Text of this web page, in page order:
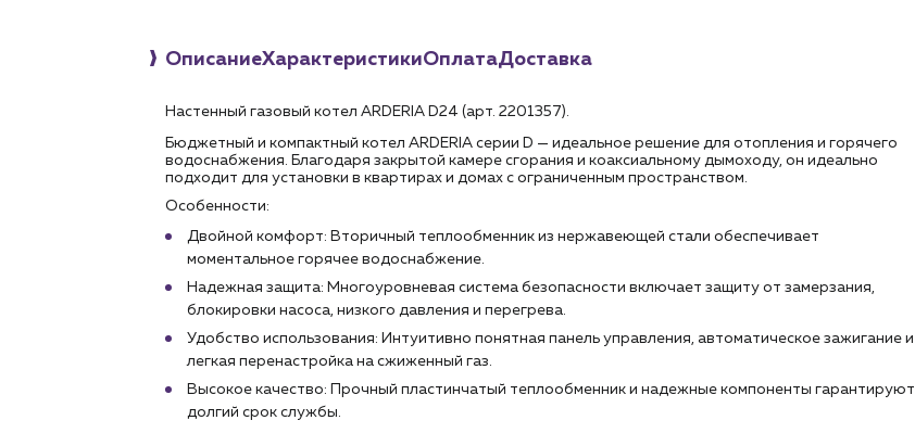
ОписаниеХарактеристикиОплатаДоставка
Настенный газовый котел ARDERIA D24 (арт. 2201357).
Бюджетный и компактный котел ARDERIA серии D — идеальное решение для отопления и горячего
водоснабжения. Благодаря закрытой камере сгорания и коаксиальному дымоходу, он идеально
подходит для установки в квартирах и домах с ограниченным пространством.
Особенности:
Двойной комфорт: Вторичный теплообменник из нержавеющей стали обеспечивает
моментальное горячее водоснабжение.
Надежная защита: Многоуровневая система безопасности включает защиту от замерзания,
блокировки насоса, низкого давления и перегрева.
Удобство использования: Интуитивно понятная панель управления, автоматическое зажигание и
легкая перенастройка на сжиженный газ.
Высокое качество: Прочный пластинчатый теплообменник и надежные компоненты гарантируют
долгий срок службы.